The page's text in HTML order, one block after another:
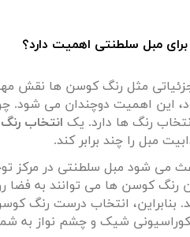
مبل سلطنتی اهمیت دارد؟
جزئیاتی مثل رنگ کوسن ها نقش
این اهمیت دوچندان می شود.
رنگ ها دارد. یک انتخاب
مبل را چند برابر کند.
می شود مبل سلطنتی در مرکز
کوسن ها می توانند به فضا
بنابراین، انتخاب درست رنگ
شیک و چشم نواز به